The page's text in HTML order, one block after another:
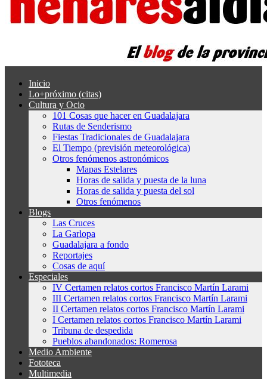
Inicio
Lo+próximo (citas)
Cultura y Ocio
101 Cosas que hacer en Guadalajara
Rutas de Senderismo
Fiestas Tradicionales de Guadalajara
El Tiempo (previsión meteorológica)
Otros fenómenos astronómicos
Mapas Estelares
Horas de salida y puesta de la luna
Horas de salida y puesta del sol
Otros fenómenos
Blogs
Las Cruces
La Garlopa
Guadalajara a fondo
Reportajes
Cosas de aquí
Especiales
IV Certamen relatos cortos Francisco Martín Larami
III Certamen relatos cortos Francisco Martín Larami
II Certamen relatos cortos Francisco Martín Larami
I Certamen relatos cortos Francisco Martín Larami
Tribuna de despedida
Pueblos abandonados: Romerosa
Medio Ambiente
Fototeca
Multimedia